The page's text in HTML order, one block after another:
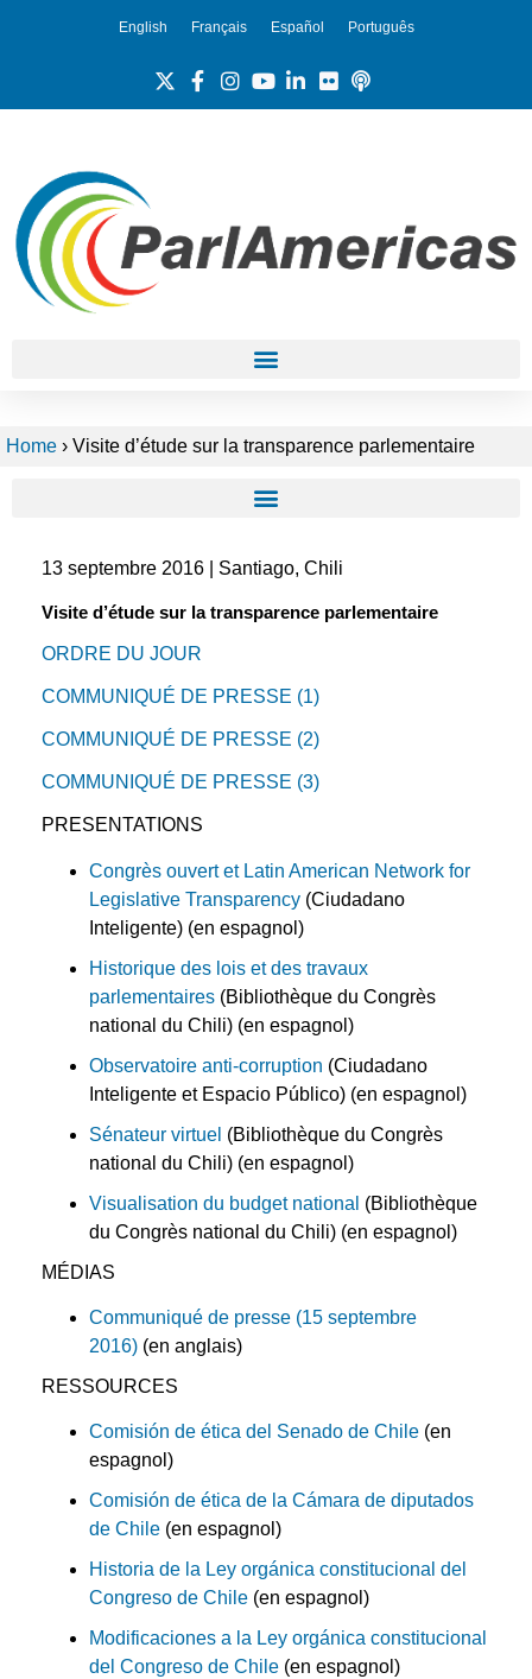
English Français Español Português
Home › Visite d’étude sur la transparence parlementaire
13 septembre 2016 | Santiago, Chili
Visite d’étude sur la transparence parlementaire
ORDRE DU JOUR
COMMUNIQUÉ DE PRESSE (1)
COMMUNIQUÉ DE PRESSE (2)
COMMUNIQUÉ DE PRESSE (3)
PRESENTATIONS
Congrès ouvert et Latin American Network for
Legislative Transparency (Ciudadano
Inteligente) (en espagnol)
Historique des lois et des travaux
parlementaires (Bibliothèque du Congrès
national du Chili) (en espagnol)
Observatoire anti-corruption (Ciudadano
Inteligente et Espacio Público) (en espagnol)
Sénateur virtuel (Bibliothèque du Congrès
national du Chili) (en espagnol)
Visualisation du budget national (Bibliothèque
du Congrès national du Chili) (en espagnol)
MÉDIAS
Communiqué de presse (15 septembre
2016) (en anglais)
RESSOURCES
Comisión de ética del Senado de Chile (en
espagnol)
Comisión de ética de la Cámara de diputados
de Chile (en espagnol)
Historia de la Ley orgánica constitucional del
Congreso de Chile (en espagnol)
Modificaciones a la Ley orgánica constitucional
del Congreso de Chile (en espagnol)